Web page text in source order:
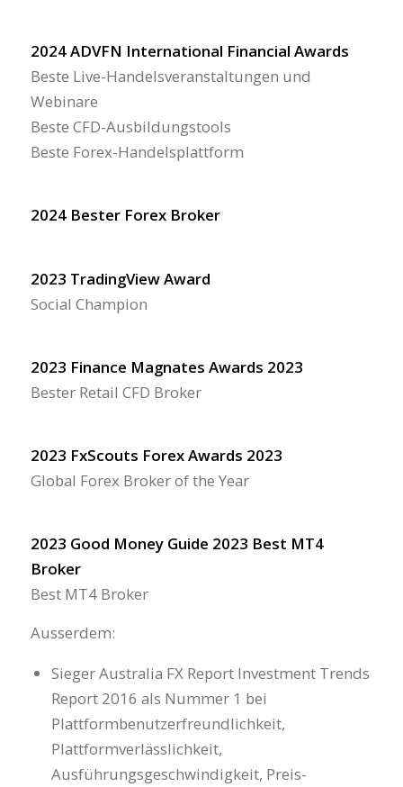
2024 ADVFN International Financial Awards
Beste Live-Handelsveranstaltungen und
Webinare
Beste CFD-Ausbildungstools
Beste Forex-Handelsplattform
2024 Bester Forex Broker
2023 TradingView Award
Social Champion
2023 Finance Magnates Awards 2023
Bester Retail CFD Broker
2023 FxScouts Forex Awards 2023
Global Forex Broker of the Year
2023 Good Money Guide 2023 Best MT4
Broker
Best MT4 Broker
Ausserdem:
Sieger Australia FX Report Investment Trends
Report 2016 als Nummer 1 bei
Plattformbenutzerfreundlichkeit,
Plattformverlässlichkeit,
Ausführungsgeschwindigkeit, Preis-